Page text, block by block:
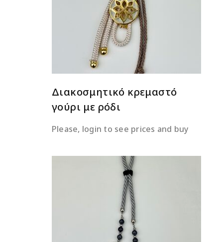
ΔΙΑΒΆΣΤΕ ΠΕΡΙΣΣΌΤΕΡΑ
Διακοσμητικό κρεμαστό
γούρι με ρόδι
Please, login to see prices and buy
ΔΙΑΒΆΣΤΕ ΠΕΡΙΣΣΌΤΕΡΑ